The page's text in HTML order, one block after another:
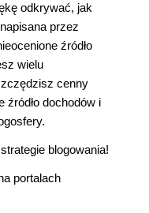
odkrywać, jak
przez
źródło
wielu
cenny
dochodów i
blogowania!
portalach